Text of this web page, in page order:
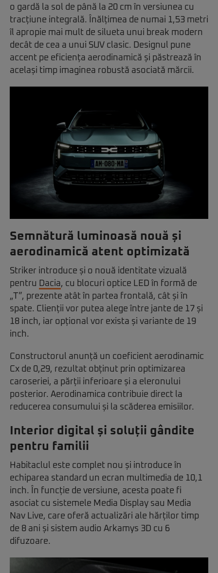
o gardă la sol de până la 20 cm în versiunea cu
tracțiune integrală. Înălțimea de numai 1,53 metri
îl apropie mai mult de silueta unui break modern
decât de cea a unui SUV clasic. Designul pune
accent pe eficiența aerodinamică și păstrează în
același timp imaginea robustă asociată mărcii.
Semnătură luminoasă nouă și
aerodinamică atent optimizată
Striker introduce și o nouă identitate vizuală
pentru Dacia, cu blocuri optice LED în formă de
„T”, prezente atât în partea frontală, cât și în
spate. Clienții vor putea alege între jante de 17 și
18 inch, iar opțional vor exista și variante de 19
inch.
Constructorul anunță un coeficient aerodinamic
Cx de 0,29, rezultat obținut prin optimizarea
caroseriei, a părții inferioare și a eleronului
posterior. Aerodinamica contribuie direct la
reducerea consumului și la scăderea emisiilor.
Interior digital și soluții gândite
pentru familii
Habitaclul este complet nou și introduce în
echiparea standard un ecran multimedia de 10,1
inch. În funcție de versiune, acesta poate fi
asociat cu sistemele Media Display sau Media
Nav Live, care oferă actualizări ale hărților timp
de 8 ani și sistem audio Arkamys 3D cu 6
difuzoare.